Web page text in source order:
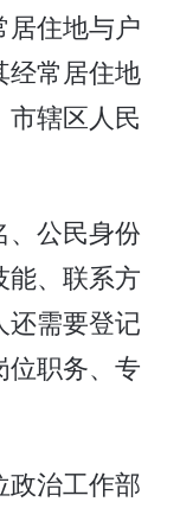
居住地与户
经常居住地
辖区人民
、公民身份
能、联系方
还需要登记
位职务、专
政治工作部